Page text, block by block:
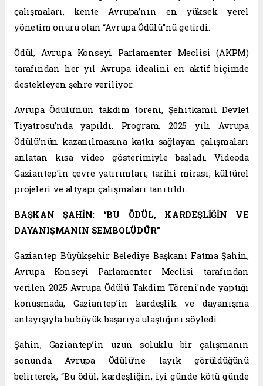
çalışmaları, kente Avrupa’nın en yüksek yerel
yönetim onuru olan “Avrupa Ödülü”nü getirdi.
Ödül, Avrupa Konseyi Parlamenter Meclisi (AKPM)
tarafından her yıl Avrupa idealini en aktif biçimde
destekleyen şehre veriliyor.
Avrupa Ödülü’nün takdim töreni, Şehitkamil Devlet
Tiyatrosu’nda yapıldı. Program, 2025 yılı Avrupa
Ödülü’nün kazanılmasına katkı sağlayan çalışmaları
anlatan kısa video gösterimiyle başladı. Videoda
Gaziantep’in çevre yatırımları, tarihi mirası, kültürel
projeleri ve altyapı çalışmaları tanıtıldı.
BAŞKAN ŞAHİN: “BU ÖDÜL, KARDEŞLİĞİN VE
DAYANIŞMANIN SEMBOLÜDÜR”
Gaziantep Büyükşehir Belediye Başkanı Fatma Şahin,
Avrupa Konseyi Parlamenter Meclisi tarafından
verilen 2025 Avrupa Ödülü Takdim Töreni'nde yaptığı
konuşmada, Gaziantep’in kardeşlik ve dayanışma
anlayışıyla bu büyük başarıya ulaştığını söyledi.
Şahin, Gaziantep’in uzun soluklu bir çalışmanın
sonunda Avrupa Ödülü’ne layık görüldüğünü
belirterek, “Bu ödül, kardeşliğin, iyi günde kötü günde